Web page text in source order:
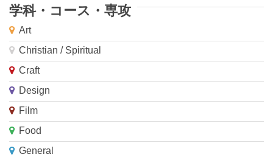
学科・コース・専攻
Art
Christian / Spiritual
Craft
Design
Film
Food
General